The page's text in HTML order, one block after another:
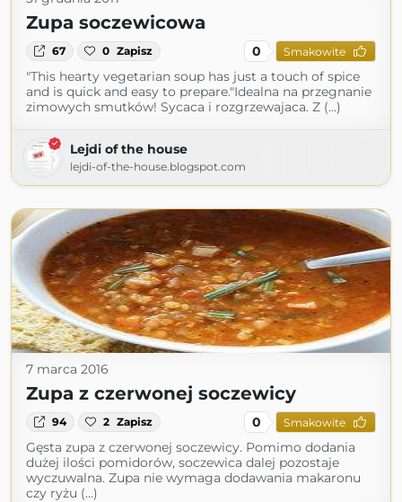
Zupa soczewicowa
67 0 Zapisz 0 Smakowite
"This hearty vegetarian soup has just a touch of spice
and is quick and easy to prepare."Idealna na przegnanie
zimowych smutków! Sycaca i rozgrzewajaca. Z (...)
Lejdi of the house
lejdi-of-the-house.blogspot.com
7 marca 2016
Zupa z czerwonej soczewicy
94 2 Zapisz 0 Smakowite
Gęsta zupa z czerwonej soczewicy. Pomimo dodania
dużej ilości pomidorów, soczewica dalej pozostaje
wyczuwalna. Zupa nie wymaga dodawania makaronu
czy ryżu (...)